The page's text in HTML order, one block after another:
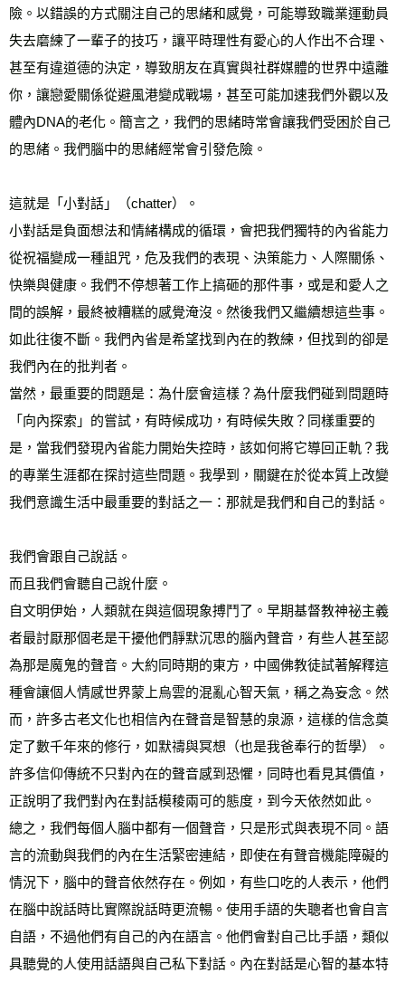
險。以錯誤的方式關注自己的思緒和感覺，可能導致職業運動員
失去磨練了一輩子的技巧，讓平時理性有愛心的人作出不合理、
甚至有違道德的決定，導致朋友在真實與社群媒體的世界中遠離
你，讓戀愛關係從避風港變成戰場，甚至可能加速我們外觀以及
體內DNA的老化。簡言之，我們的思緒時常會讓我們受困於自己
的思緒。我們腦中的思緒經常會引發危險。
這就是「小對話」（chatter）。
小對話是負面想法和情緒構成的循環，會把我們獨特的內省能力
從祝福變成一種詛咒，危及我們的表現、決策能力、人際關係、
快樂與健康。我們不停想著工作上搞砸的那件事，或是和愛人之
間的誤解，最終被糟糕的感覺淹沒。然後我們又繼續想這些事。
如此往復不斷。我們內省是希望找到內在的教練，但找到的卻是
我們內在的批判者。
當然，最重要的問題是：為什麼會這樣？為什麼我們碰到問題時
「向內探索」的嘗試，有時候成功，有時候失敗？同樣重要的
是，當我們發現內省能力開始失控時，該如何將它導回正軌？我
的專業生涯都在探討這些問題。我學到，關鍵在於從本質上改變
我們意識生活中最重要的對話之一：那就是我們和自己的對話。
我們會跟自己說話。
而且我們會聽自己說什麼。
自文明伊始，人類就在與這個現象搏鬥了。早期基督教神祕主義
者最討厭那個老是干擾他們靜默沉思的腦內聲音，有些人甚至認
為那是魔鬼的聲音。大約同時期的東方，中國佛教徒試著解釋這
種會讓個人情感世界蒙上烏雲的混亂心智天氣，稱之為妄念。然
而，許多古老文化也相信內在聲音是智慧的泉源，這樣的信念奠
定了數千年來的修行，如默禱與冥想（也是我爸奉行的哲學）。
許多信仰傳統不只對內在的聲音感到恐懼，同時也看見其價值，
正說明了我們對內在對話模稜兩可的態度，到今天依然如此。
總之，我們每個人腦中都有一個聲音，只是形式與表現不同。語
言的流動與我們的內在生活緊密連結，即使在有聲音機能障礙的
情況下，腦中的聲音依然存在。例如，有些口吃的人表示，他們
在腦中說話時比實際說話時更流暢。使用手語的失聰者也會自言
自語，不過他們有自己的內在語言。他們會對自己比手語，類似
具聽覺的人使用話語與自己私下對話。內在對話是心智的基本特